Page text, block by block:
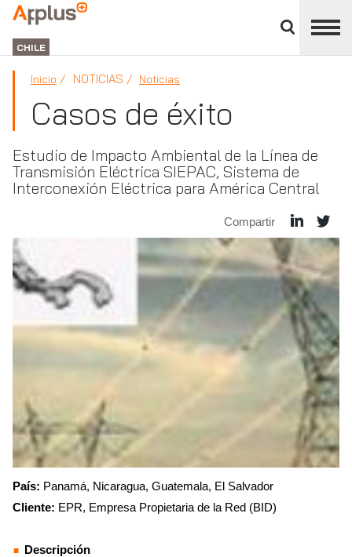
panel
APPLUS+
GROUP
CHILE
Inicio NOTICIAS Noticias
Casos de éxito
Estudio de Impacto Ambiental de la Línea de
Transmisión Eléctrica SIEPAC, Sistema de
Interconexión Eléctrica para América Central
Compartir
País: Panamá, Nicaragua, Guatemala, El Salvador
Cliente: EPR, Empresa Propietaria de la Red (BID)
Descripción